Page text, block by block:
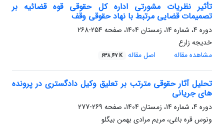
تأثیر نظریات مشورتی اداره کل حقوقی قوه قضائیه بر
تصمیمات قضایی مرتبط با نهاد حقوقی وقف
دوره 4، شماره 14، زمستان 1404، صفحه
254-268
خدیجه زارع
مشاهده مقاله
اصل مقاله 638.47 K
تحلیل آثار حقوقی مترتب بر تعلیق وکیل دادگستری در پرونده
های جریانی
دوره 4، شماره 14، زمستان 1404، صفحه
269-277
ونوس قره باغی، مریم مرادی بهمن بیگلو